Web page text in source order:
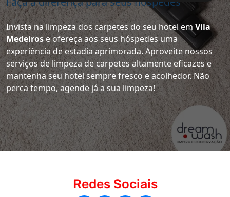
Invista na limpeza dos carpetes do seu hotel em Vila
Medeirose ofereça aos seus hóspedes uma
experiência de estadia aprimorada. Aproveite nossos
serviços de limpeza de carpetes altamente eficazes e
mantenha seu hotel sempre fresco e acolhedor. Não
perca tempo, agende já a sua limpeza!
Redes Sociais